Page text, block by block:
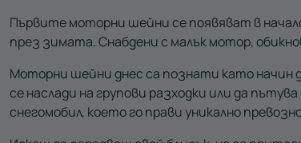
Първите моторни шейни се появяват в
през зимата. Снабдени с малък мотор,
Моторни шейни днес са познати като начин
се наслади на групови разходки или да
снегомобил, което го прави уникално